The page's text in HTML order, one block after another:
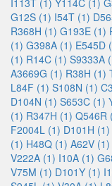
I113T (1) Y114C (1)
G12S (1) I54T (1)
R368H (1) G193E (1)
(1) G398A (1) E545D
(1) R14C (1) S9333A
A3669G (1) R38H (1)
L84F (1) S108N (1)
D104N (1) S653C (1)
(1) R347H (1) Q546R
F2004L (1) D101H (1)
(1) H48Q (1) A62V (1)
V222A (1) I10A (1)
V75M (1) D101Y (1)